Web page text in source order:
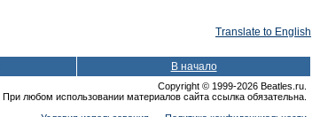
Translate to English
В начало
Copyright © 1999-2026 Beatles.ru.
При любом использовании материалов сайта ссылка обязательна.